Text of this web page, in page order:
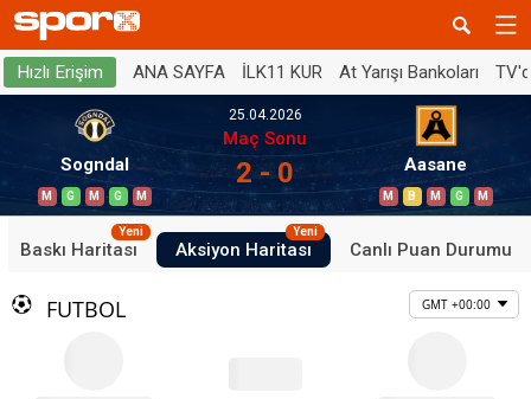
Hızlı Erişim ANA SAYFA İLK11 KUR At Yarışı Bankoları
Sogndal
M G M G M
25.04.2026
Maç Sonu
2 - 0 Aasane
M B M G M
Baskı Haritası
Yeni
Aksiyon Haritası
Yeni
Canlı Puan Durumu
FUTBOL GMT +00:00